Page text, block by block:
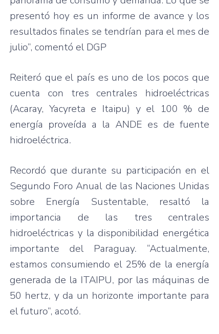
presentó hoy es un informe de avance y los
resultados finales se tendrían para el mes de
julio”, comentó el DGP
Reiteró que el país es uno de los pocos que
cuenta con tres centrales hidroeléctricas
(Acaray, Yacyreta e Itaipu) y el 100 % de
energía proveída a la ANDE es de fuente
hidroeléctrica.
Recordó que durante su participación en el
Segundo Foro Anual de las Naciones Unidas
sobre Energía Sustentable, resaltó la
importancia de las tres centrales
hidroeléctricas y la disponibilidad energética
importante del Paraguay. “Actualmente,
estamos consumiendo el 25% de la energía
generada de la ITAIPU, por las máquinas de
50 hertz, y da un horizonte importante para
el futuro”, acotó.